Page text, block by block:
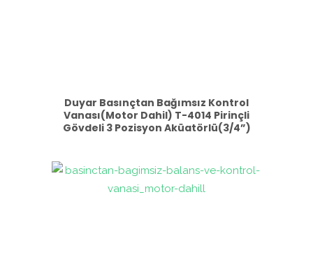
Duyar Basınçtan Bağımsız Kontrol
Vanası(Motor Dahil) T-4014 Pirinçli
Gövdeli 3 Pozisyon Aküatörlü(3/4”)